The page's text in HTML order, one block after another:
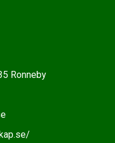
Ronneby